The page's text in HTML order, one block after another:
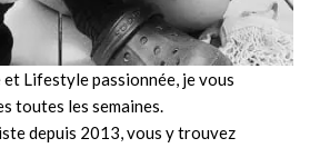
Lifestyle passionnée, je vous
toutes les semaines.
depuis 2013, vous y trouvez